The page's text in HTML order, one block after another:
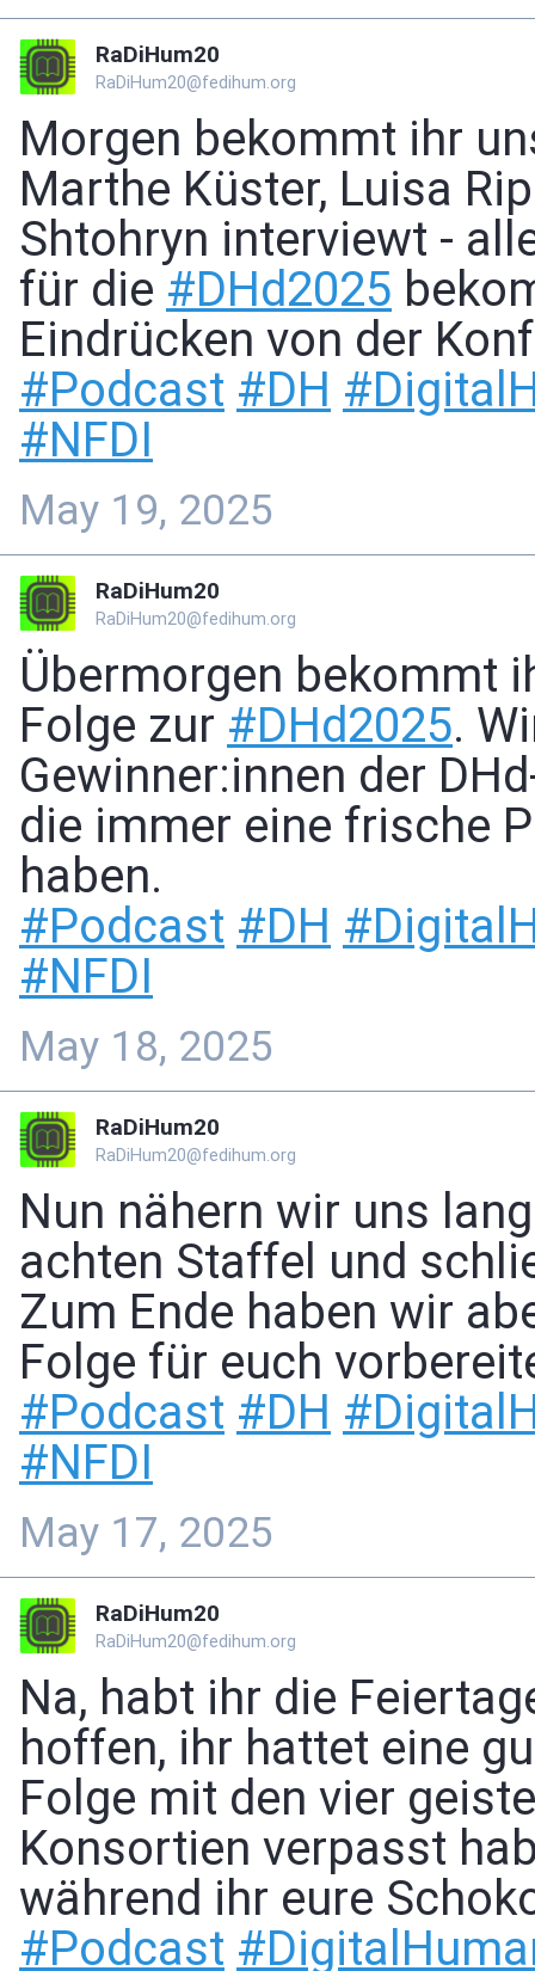
RaDiHum20
RaDiHum20@fedihum.org
Morgen bekommt ihr
Marthe Küster, Luisa
Shtohryn interviewt -
für die #DHd2025
Eindrücken von der
#Podcast #DH #
#NFDI
May 19, 2025
RaDiHum20
RaDiHum20@fedihum.org
Übermorgen bekommt
Folge zur #DHd2025.
Gewinner:innen der
die immer eine frische
haben.
#Podcast #DH #
#NFDI
May 18, 2025
RaDiHum20
RaDiHum20@fedihum.org
Nun nähern wir uns
achten Staffel und
Zum Ende haben wir
Folge für euch
#Podcast #DH #
#NFDI
May 17, 2025
RaDiHum20
RaDiHum20@fedihum.org
Na, habt ihr die
hoffen, ihr hattet eine
Folge mit den vier
Konsortien verpasst
während ihr eure
#Podcast #